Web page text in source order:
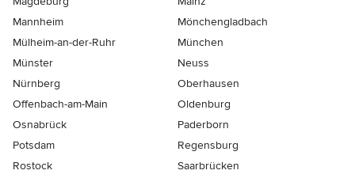
Mannheim
Mönchen­gladbach
Mülheim-an-der-Ruhr
München
Münster
Neuss
Nürnberg
Oberhausen
Offenbach-am-Main
Oldenburg
Osnabrück
Paderborn
Potsdam
Regensburg
Rostock
Saarbrücken